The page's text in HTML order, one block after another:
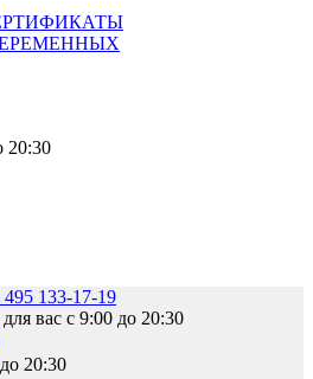
20:30
495 133-17-19
вас с 9:00 до 20:30
20:30